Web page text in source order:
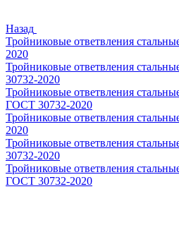
Назад
Тройниковые ответвления
2020
Тройниковые ответвления
30732-2020
Тройниковые ответвления
ГОСТ 30732-2020
Тройниковые ответвления
2020
Тройниковые ответвления
30732-2020
Тройниковые ответвления
ГОСТ 30732-2020